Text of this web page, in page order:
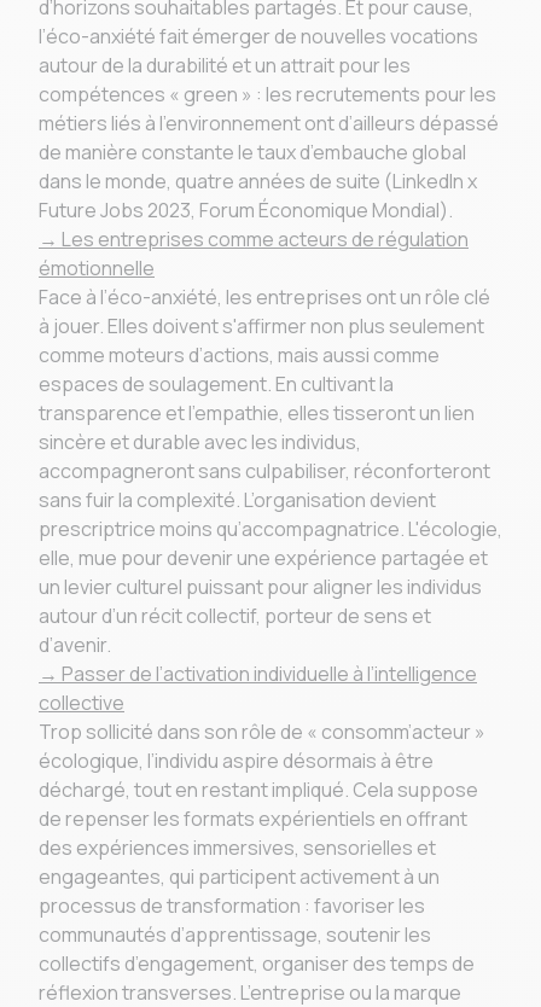
d’horizons souhaitables partagés. Et pour cause,
l’éco-anxiété fait émerger de nouvelles vocations
autour de la durabilité et un attrait pour les
compétences « green » : les recrutements pour les
métiers liés à l’environnement ont d’ailleurs dépassé
de manière constante le taux d’embauche global
dans le monde, quatre années de suite (LinkedIn x
Future Jobs 2023, Forum Économique Mondial).
→ Les entreprises comme acteurs de régulation
émotionnelle
Face à l’éco-anxiété, les entreprises ont un rôle clé
à jouer. Elles doivent s'affirmer non plus seulement
comme moteurs d’actions, mais aussi comme
espaces de soulagement. En cultivant la
transparence et l'empathie, elles tisseront un lien
sincère et durable avec les individus,
accompagneront sans culpabiliser, réconforteront
sans fuir la complexité. L’organisation devient
prescriptrice moins qu’accompagnatrice. L'écologie,
elle, mue pour devenir une expérience partagée et
un levier culturel puissant pour aligner les individus
autour d’un récit collectif, porteur de sens et
d’avenir.
→ Passer de l’activation individuelle à l’intelligence
collective
Trop sollicité dans son rôle de « consomm’acteur »
écologique, l’individu aspire désormais à être
déchargé, tout en restant impliqué. Cela suppose
de repenser les formats expérientiels en offrant
des expériences immersives, sensorielles et
engageantes, qui participent activement à un
processus de transformation : favoriser les
communautés d’apprentissage, soutenir les
collectifs d’engagement, organiser des temps de
réflexion transverses. L’entreprise ou la marque